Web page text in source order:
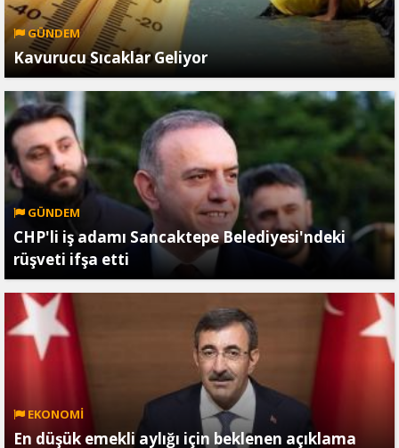
GÜNDEM
Kavurucu Sıcaklar Geliyor
GÜNDEM
CHP'li iş adamı Sancaktepe Belediyesi'ndeki
rüşveti ifşa etti
EKONOMİ
En düşük emekli aylığı için beklenen açıklama